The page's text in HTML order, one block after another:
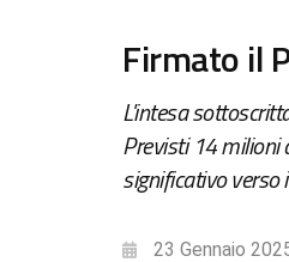
Firmato il
L'intesa
Previsti 14 milioni
significativo verso
23 Gennaio